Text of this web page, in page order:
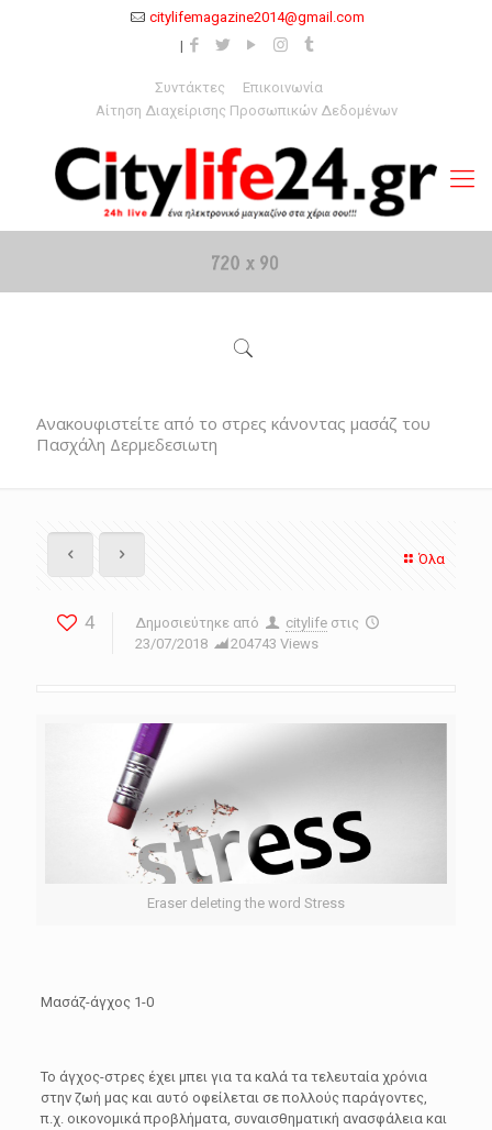
citylifemagazine2014@gmail.com
Συντάκτες
Επικοινωνία
Αίτηση Διαχείρισης Προσωπικών Δεδομένων
Ανακουφιστείτε από το στρες κάνοντας μασάζ του
Πασχάλη Δερμεδεσιωτη
Όλα
4 Δημοσιεύτηκε από citylife στις
23/07/2018
204743 Views
Eraser deleting the word Stress
Μασάζ-άγχος 1-0
Το άγχος-στρες έχει μπει για τα καλά τα τελευταία χρόνια
στην ζωή μας και αυτό οφείλεται σε πολλούς παράγοντες,
π.χ. οικονομικά προβλήματα, συναισθηματική ανασφάλεια και